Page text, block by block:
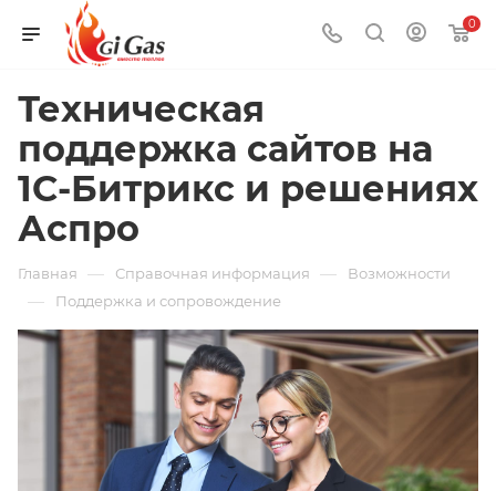
0
Техническая
поддержка сайтов на
1С-Битрикс и решениях
Аспро
Главная — Справочная информация — Возможности
— Поддержка и сопровождение